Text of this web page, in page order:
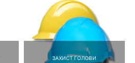
ЗАХИСТ ГОЛОВИ